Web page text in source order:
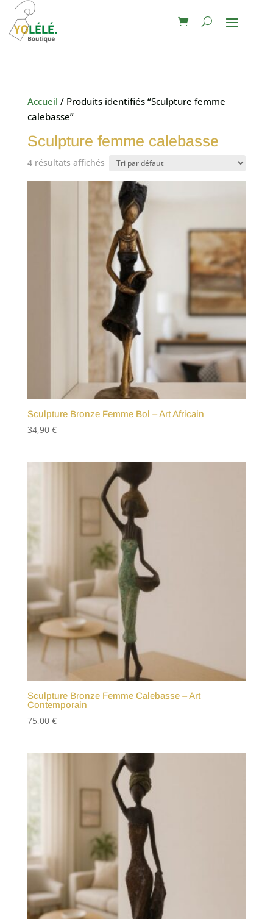
Accueil / Produits identifiés “Sculpture femme
calebasse”
Sculpture femme calebasse
4 résultats affichés
Sculpture Bronze Femme Bol – Art Africain
34,90 €
Sculpture Bronze Femme Calebasse – Art
Contemporain
75,00 €